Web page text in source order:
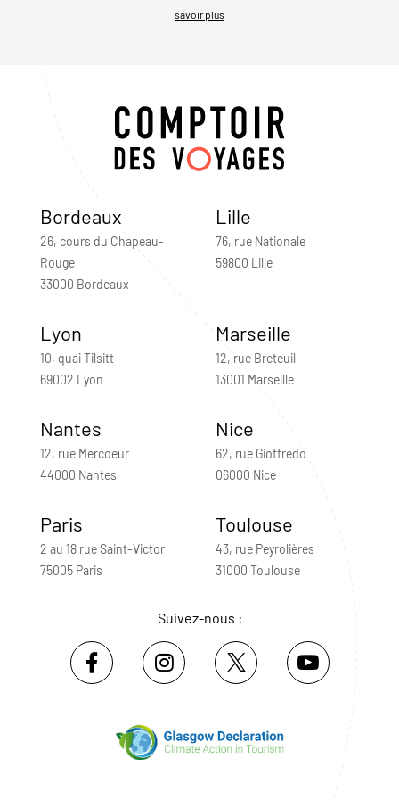
savoir plus
Bordeaux
26, cours du Chapeau-
Rouge
33000 Bordeaux
Lille
76, rue Nationale
59800 Lille
Lyon
10, quai Tilsitt
69002 Lyon
Marseille
12, rue Breteuil
13001 Marseille
Nantes
12, rue Mercoeur
44000 Nantes
Nice
62, rue Gioffredo
06000 Nice
Paris
2 au 18 rue Saint-Victor
75005 Paris
Toulouse
43, rue Peyrolières
31000 Toulouse
Suivez-nous :